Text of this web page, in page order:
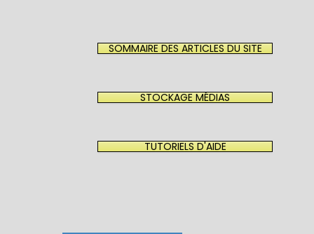
SOMMAIRE DES ARTICLES DU SITE
STOCKAGE MÉDIAS
TUTORIELS D'AIDE